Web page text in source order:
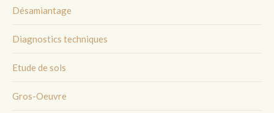
Désamiantage
Diagnostics techniques
Etude de sols
Gros-Oeuvre